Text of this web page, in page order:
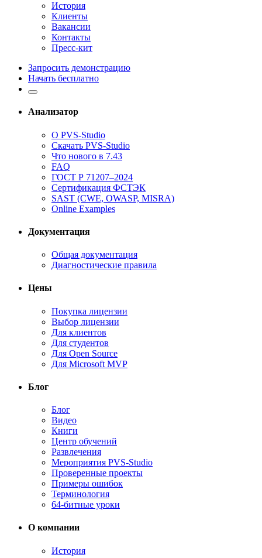
История
Клиенты
Вакансии
Контакты
Пресс-кит
Запросить демонстрацию
Начать бесплатно
Анализатор
О PVS-Studio
Скачать PVS-Studio
Что нового в 7.43
FAQ
ГОСТ Р 71207–2024
Сертификация ФСТЭК
SAST (CWE, OWASP, MISRA)
Online Examples
Документация
Общая документация
Диагностические правила
Цены
Покупка лицензии
Выбор лицензии
Для клиентов
Для студентов
Для Open Source
Для Microsoft MVP
Блог
Блог
Видео
Книги
Центр обучений
Развлечения
Мероприятия PVS-Studio
Проверенные проекты
Примеры ошибок
Терминология
64-битные уроки
О компании
История